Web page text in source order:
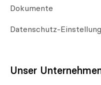
Dokumente
Datenschutz-
Unser